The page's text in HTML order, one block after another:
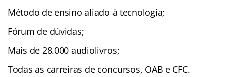
Método de ensino aliado à tecnologia;
Fórum de dúvidas;
Mais de 28.000 audiolivros;
Todas as carreiras de concursos, OAB e CFC.